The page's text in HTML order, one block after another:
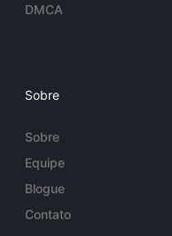
DMCA
Sobre
Sobre
Equipe
Blogue
Contato